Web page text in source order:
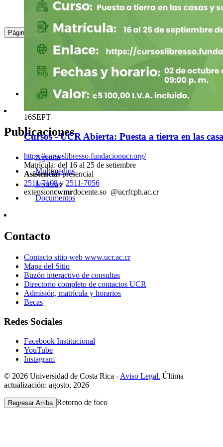
JUN
Cursos - UCR Abierta: Programa en
Proyectos, generación 15
Fecha límite para matrícular: miércoles 25 de setiembre
2511-4828 y2511-4362
capec.e vihoconomia @ucrfumy.ac.cr
16SEPT
Cursos - UCR Abierta: Puesta a tierra en las
https://cursoslibresso.fundacionucr.org/
Matrícula: del 16 al 25 de setiembre
Asistencia:presencial
2511-7108y 2511-7056
extensioncwmrdocente.so @ucrfcph.ac.cr
Página : ...8 1011121314151617...
Publicaciones
Agenda
Multimedios
Noticias
Documentos
Contacto
Contacto sitio web www.ucr.ac.cr
Mapa del Sitio
Buzón interactivo de consultas
Directorio completo de contactos UCR
Admisión, matrícula y horarios
Becas
Redes Sociales
Facebook Institucional
YouTube
Instagram
© 2026 Universidad de Costa Rica - Aviso Legal. Última
actualización: agosto, 2026
Regresar Arriba Retorno de foco